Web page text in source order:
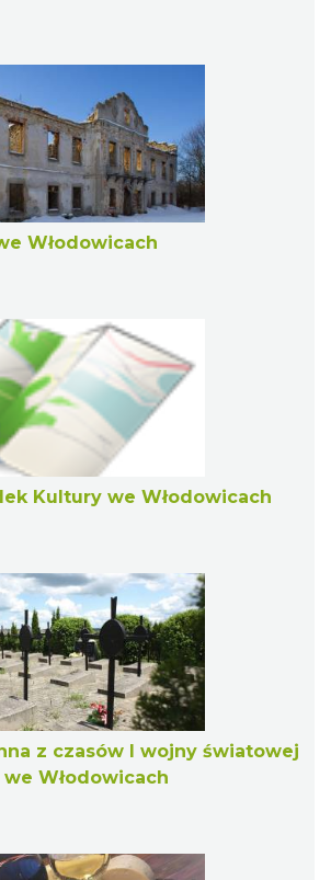
Włodowicach
Kultury we Włodowicach
z czasów I wojny światowej
Włodowicach